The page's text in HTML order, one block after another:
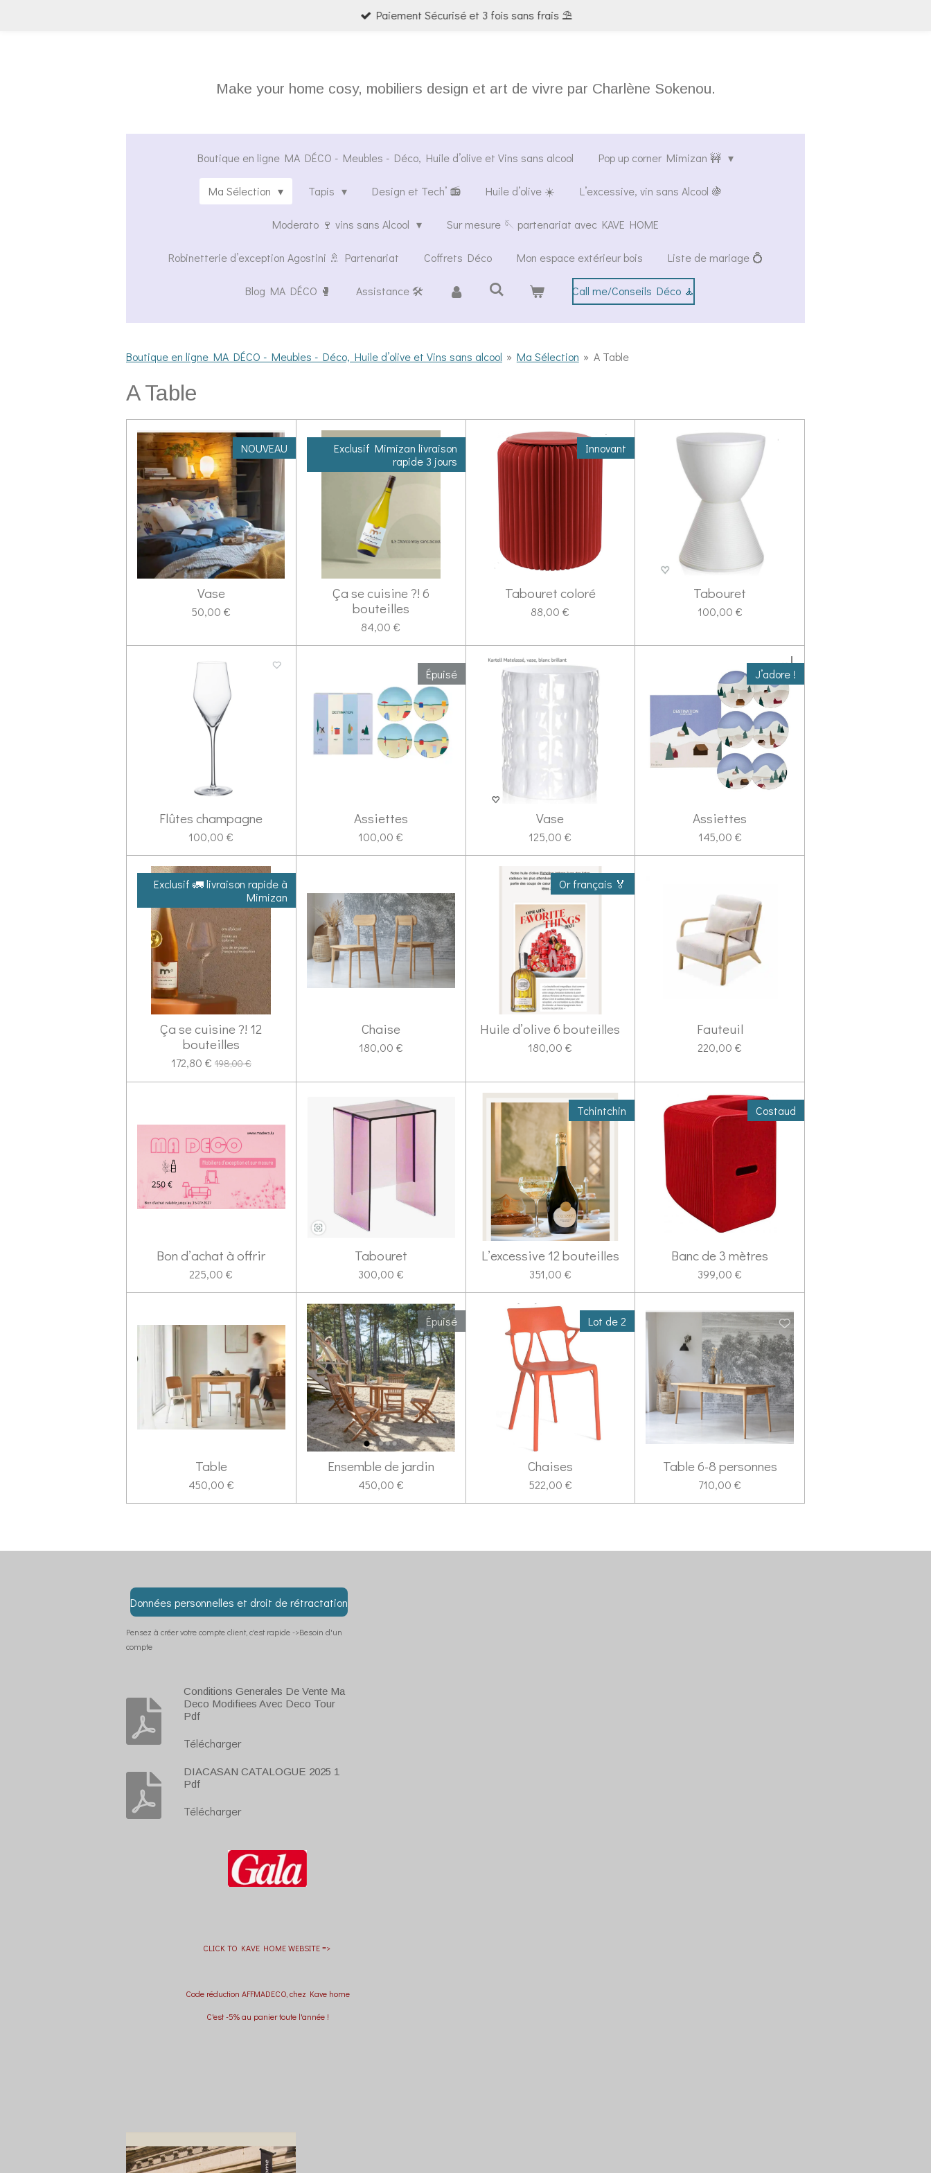
Paiement Sécurisé et 3 fois sans frais ⛱️
Make your home cosy, mobiliers design et art de vivre par Charlène Sokenou.
Boutique en ligne MA DÉCO - Meubles - Déco, Huile d’olive et Vins sans alcool Pop up corner Mimizan 🚧
Ma Sélection Tapis Design et Tech’ 📻 Huile d’olive ☀️ L’excessive, vin sans Alcool 🍇
Moderato 🍷 vins sans Alcool Sur mesure 🪡 partenariat avec KAVE HOME
Robinetterie d’exception Agostini 🚿 Partenariat Coffrets Déco Mon espace extérieur bois Liste de mariage 💍
Blog MA DÉCO 🥊 Assistance 🛠️ Call me/Conseils Déco 🧘
Boutique en ligne MA DÉCO - Meubles - Déco, Huile d’olive et Vins sans alcool » Ma Sélection » A Table
A Table
NOUVEAU
Vase
50,00 €
Exclusif Mimizan livraison
rapide 3 jours
Ça se cuisine ?! 6
bouteilles
84,00 €
Innovant
Tabouret coloré
88,00 €
Tabouret
100,00 €
Flûtes champagne
100,00 €
Épuisé
Assiettes
100,00 €
Vase
125,00 €
J’adore !
Assiettes
145,00 €
Exclusif 🚛 livraison rapide à
Mimizan
Ça se cuisine ?! 12
bouteilles
172,80 € 198,00 €
Chaise
180,00 €
Or français 🏅
Huile d’olive 6 bouteilles
180,00 €
Fauteuil
220,00 €
Bon d’achat à offrir
225,00 €
Tabouret
300,00 €
Tchintchin
L’excessive 12 bouteilles
351,00 €
Costaud
Banc de 3 mètres
399,00 €
Table
450,00 €
Épuisé
Ensemble de jardin
450,00 €
Lot de 2
Chaises
522,00 €
Table 6-8 personnes
710,00 €
Données personnelles et droit de rétractation
Pensez à créer votre compte client, c'est rapide ->Besoin d'un
compte
Conditions Generales De Vente Ma
Deco Modifiees Avec Deco Tour
Pdf
Télécharger
DIACASAN CATALOGUE 2025 1
Pdf
Télécharger
CLICK TO KAVE HOME WEBSITE =>
Code réduction AFFMADECO, chez Kave home
C'est -5% au panier toute l'année !